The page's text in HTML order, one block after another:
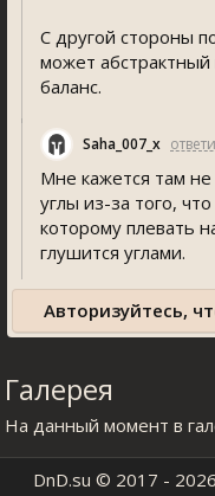
С другой стороны
может
баланс.
Saha_007_x
Мне кажется там не
углы из-за того,
которому плевать
глушится углами.
Авторизуйтесь,
Галерея
На данный момент в
DnD.su © 2017 -